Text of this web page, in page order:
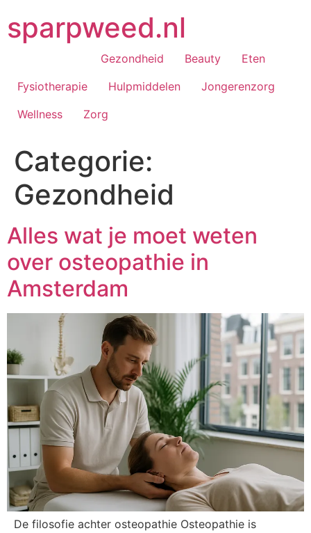
naar
desparpweed.nl
Gezondheid Beauty
Eten
Fysiotherapie
Hulpmiddelen
Jongerenzorg
Wellness
Zorg
Categorie:
Gezondheid
Alles wat je moet weten
over osteopathie in
Amsterdam
De filosofie achter osteopathie Osteopathie is